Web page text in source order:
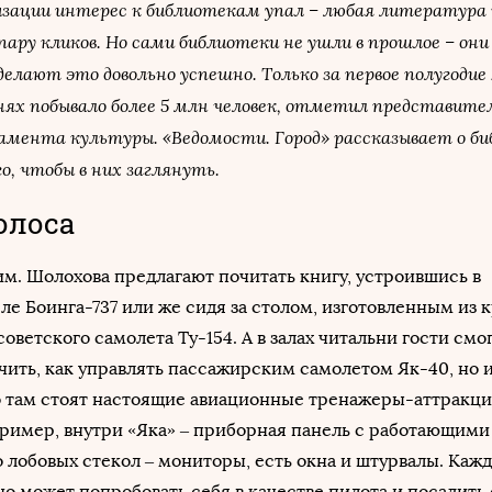
интерес к библиотекам упал – любая
кликов. Но сами библиотеки не ушли в прошлое –
это довольно успешно. Только за первое полугодие
побывало более 5 млн человек, отметил
культуры. «Ведомости. Город» рассказывает о
чтобы в них заглянуть.
Шолохова предлагают почитать книгу, устроившись в
Боинга-737 или же сидя за столом, изготовленным из
самолета Ту-154. А в залах читальни гости
как управлять пассажирским самолетом Як-40, но
там стоят настоящие авиационные тренажеры-
внутри «Яка» – приборная панель с работающими
лобовых стекол – мониторы, есть окна и штурвалы.